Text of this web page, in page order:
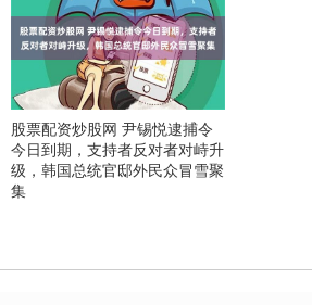
股票配资炒股网 尹锡悦逮捕令
今日到期，支持者反对者对峙升
级，韩国总统官邸外民众冒雪聚
集